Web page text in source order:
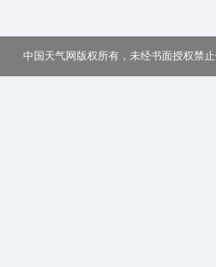
中国天气网版权所有，未经书面授权